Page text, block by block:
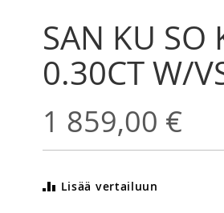
SAN KU SO
0.30CT W/
1 859,00 €
Lisää vertailuun